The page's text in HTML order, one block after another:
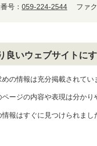
号： 059-224-2544 ファ
良いウェブサイトに
めの情報は充分掲載されてい
ページの内容や表現は分かり
情報はすぐに見つけられまし